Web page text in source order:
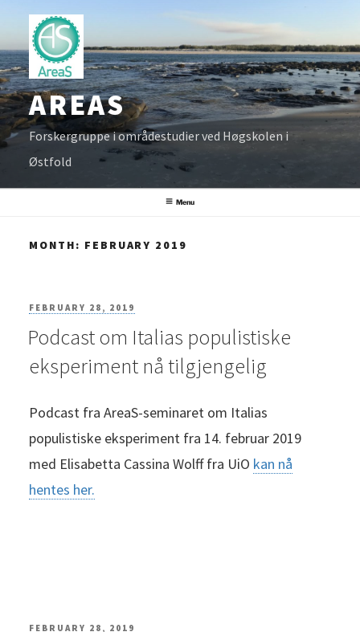
content
AREAS
Forskergruppe i områdestudier ved Høgskolen i
Østfold
Menu
MONTH: FEBRUARY 2019
POSTED
ON
FEBRUARY 28, 2019
Podcast om Italias populistiske
eksperiment nå tilgjengelig
Podcast fra AreaS-seminaret om Italias
populistiske eksperiment fra 14. februar 2019
med Elisabetta Cassina Wolfffra UiO kan nå
hentes her.
POSTED
FEBRUARY 28, 2019